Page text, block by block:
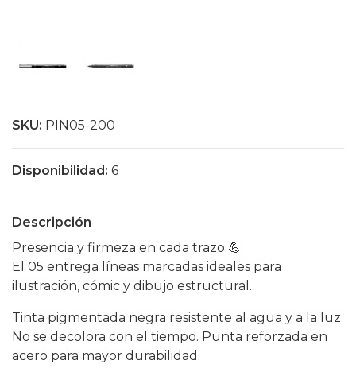
SKU: PIN05-200
Disponibilidad: 6
Descripción
Presencia y firmeza en cada trazo 💪
El 05 entrega líneas marcadas ideales para
ilustración, cómic y dibujo estructural.
Tinta pigmentada negra resistente al agua y a la luz.
No se decolora con el tiempo. Punta reforzada en
acero para mayor durabilidad.